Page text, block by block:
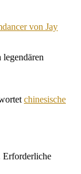
von Jay
chinesische
Erforderliche